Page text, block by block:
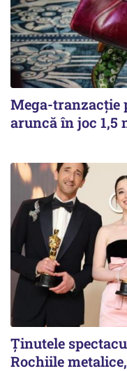
Mega-tranzacție
aruncă în joc 1,5
Ținutele
Rochiile